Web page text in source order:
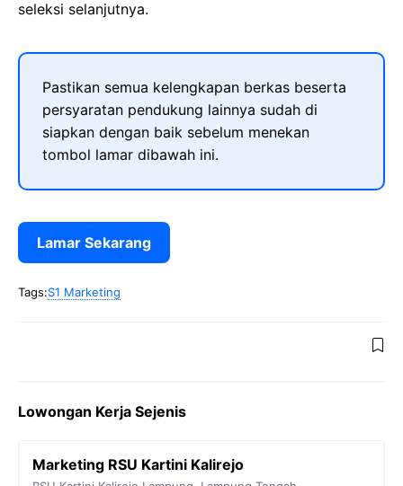
seleksi selanjutnya.
Pastikan semua kelengkapan berkas beserta
persyaratan pendukung lainnya sudah di
siapkan dengan baik sebelum menekan
tombol lamar dibawah ini.
Lamar Sekarang
Tags:S1 Marketing
Lowongan Kerja Sejenis
Marketing RSU Kartini Kalirejo